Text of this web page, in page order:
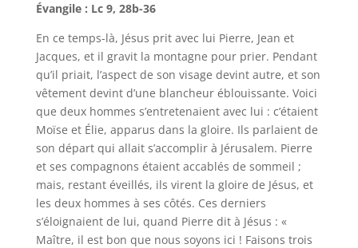
Évangile : Lc 9, 28b-36
En ce temps-là, Jésus prit avec lui Pierre, Jean et
Jacques, et il gravit la montagne pour prier. Pendant
qu’il priait, l’aspect de son visage devint autre, et son
vêtement devint d’une blancheur éblouissante. Voici
que deux hommes s’entretenaient avec lui : c’étaient
Moïse et Élie, apparus dans la gloire. Ils parlaient de
son départ qui allait s’accomplir à Jérusalem. Pierre
et ses compagnons étaient accablés de sommeil ;
mais, restant éveillés, ils virent la gloire de Jésus, et
les deux hommes à ses côtés. Ces derniers
s’éloignaient de lui, quand Pierre dit à Jésus : «
Maître, il est bon que nous soyons ici ! Faisons trois